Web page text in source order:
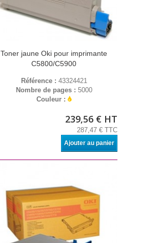
Toner jaune Oki pour imprimante
C5800/C5900
Référence : 43324421
Nombre de pages : 5000
Couleur :
239,56 € HT
287,47 € TTC
Ajouter au panier